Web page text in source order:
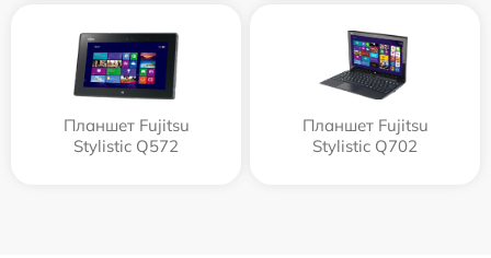
Планшет Fujitsu
Stylistic Q572
Планшет Fujitsu
Stylistic Q702